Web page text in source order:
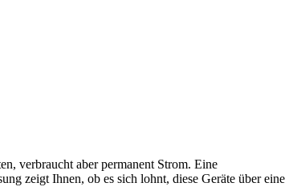
verbraucht aber permanent Strom. Eine
zeigt Ihnen, ob es sich lohnt, diese Geräte über eine